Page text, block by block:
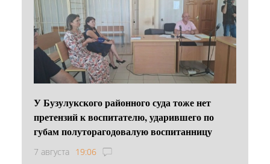
У Бузулукского районного суда тоже нет
претензий к воспитателю, ударившего по
губам полуторагодовалую воспитанницу
7 августа 19:06